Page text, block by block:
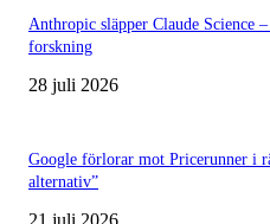
Anthropic släpper Claude
forskning
28 juli 2026
Google förlorar mot Pricerunner i
alternativ”
21 juli 2026